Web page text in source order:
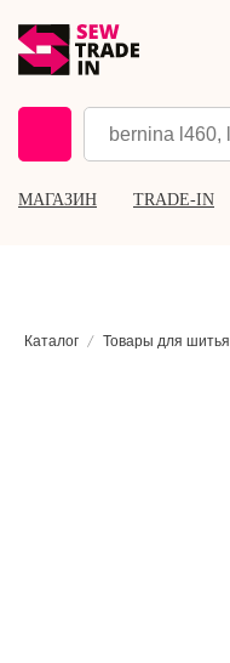
МАГАЗИН TRADE-IN
Каталог Товары для шитья